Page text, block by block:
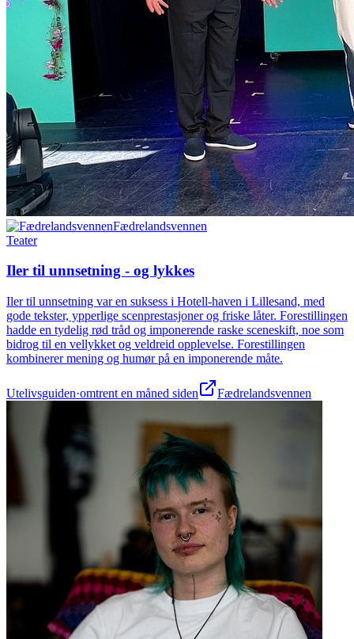
Fædrelandsvennen
Teater
Iler til unnsetning - og lykkes
Iler til unnsetning var en suksess i Hotell-haven i Lillesand, med
gode tekster, ypperlige scenprestasjoner og friske låter. Forestillingen
hadde en tydelig rød tråd og imponerende raske sceneskift, noe som
bidrog til en vellykket og veldreid opplevelse. Forestillingen
kombinerer mening og humør på en imponerende måte.
Utelivsguiden·omtrent en måned siden Fædrelandsvennen